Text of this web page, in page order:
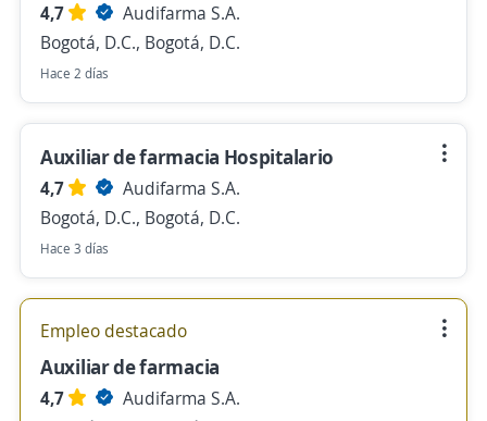
4,7
Audifarma S.A.
Bogotá, D.C., Bogotá, D.C.
Hace 2 días
Auxiliar de farmacia Hospitalario
4,7
Audifarma S.A.
Bogotá, D.C., Bogotá, D.C.
Hace 3 días
Empleo destacado
Auxiliar de farmacia
4,7
Audifarma S.A.